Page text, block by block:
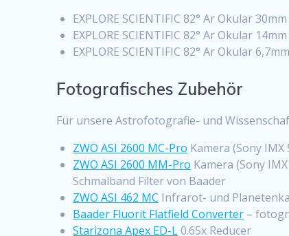
EXPLORE SCIENTIFIC 82° Ar Okular 30mm
EXPLORE SCIENTIFIC 82° Ar Okular 14mm
EXPLORE SCIENTIFIC 82° Ar Okular
Fotografisches Zubehör
Für unsere Astrofotografie- und
ZWO ASI 2600 MC-Pro Kamera (Sony
ZWO ASI 2600 MM-Pro Kamera (Sony
Schmalband Filter von Baader
ZWO ASI 462 MC Infrarot- und
Baader Fluorit Flatfield Converter –
Starizona Apex ED-L0.65x Reducer